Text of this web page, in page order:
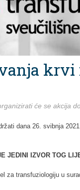
krvi
će se akcija
dana 26. svibnja
JEDINI IZVOR TOG
za transfuziologiju u